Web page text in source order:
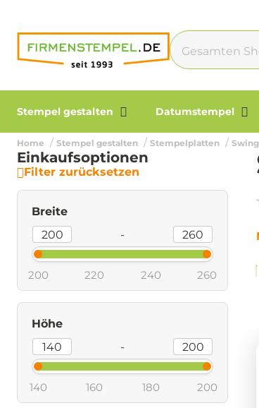
Stempel gestalten Datumstempel
Home Stempel gestalten Stempelplatten
Einkaufsoptionen
Filter zurücksetzen
Breite
-
200 220 240 260
Höhe
-
140 160 180 200